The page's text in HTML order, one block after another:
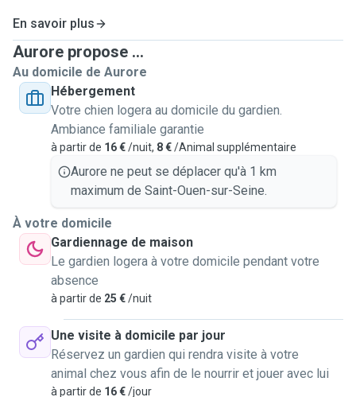
En savoir plus
Aurore propose ...
Au domicile de Aurore
Hébergement
Votre chien logera au domicile du gardien.
Ambiance familiale garantie
à partir de 16 €/nuit, 8 €/Animal supplémentaire
Aurore ne peut se déplacer qu'à 1 km
maximum de Saint-Ouen-sur-Seine.
À votre domicile
Gardiennage de maison
Le gardien logera à votre domicile pendant votre
absence
à partir de 25 €/nuit
Une visite à domicile par jour
Réservez un gardien qui rendra visite à votre
animal chez vous afin de le nourrir et jouer avec lui
à partir de 16 €/jour